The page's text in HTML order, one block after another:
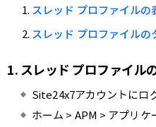
スレッド プロファイルの
スレッド プロファイルの
1.スレッド プロファイル
Site24x7アカウントにロ
ホーム > APM > アプリケ